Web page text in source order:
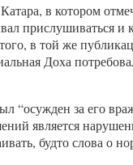
в котором
прислушиваться
того, в той же
Доха
“осужден за его
является
будто слова о